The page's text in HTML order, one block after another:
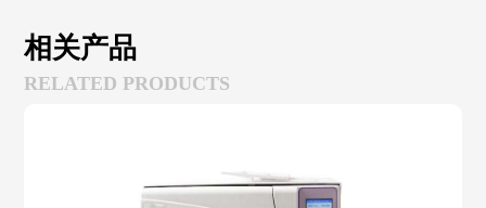
相关产品
RELATED PRODUCTS